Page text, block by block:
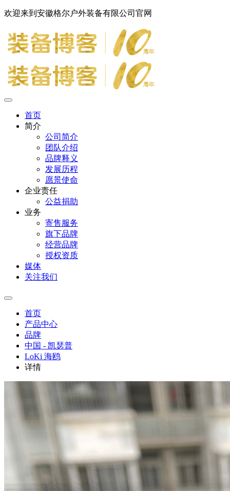
欢迎来到安徽格尔户外装备有限公司官网
首页
简介
公司简介
团队介绍
品牌释义
发展历程
愿景使命
企业责任
公益捐助
业务
寄售服务
旗下品牌
经营品牌
授权资质
媒体
关注我们
首页
产品中心
品牌
中国 - 凯瑟普
LoKi 海鸥
详情